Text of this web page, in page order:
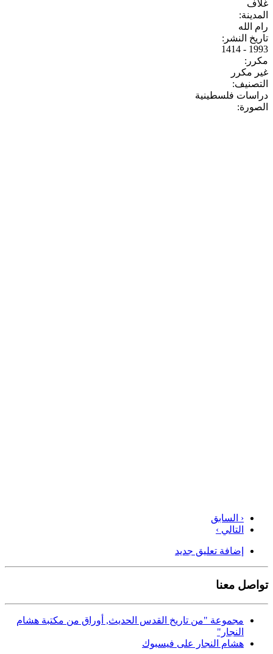
غلاف
المدينة:
رام الله
تاريخ النشر:
1993 - 1414
مكرر:
غير مكرر
التصنيف:
دراسات فلسطينية
الصورة:
‹ السابق
التالي ›
إضافة تعليق جديد
تواصل معنا
مجموعة "من تاريخ القدس الحديث, أوراق من مكتبة هشام
النجار"
هشام النجار على فيسبوك